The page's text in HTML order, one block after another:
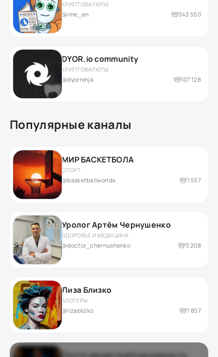
КРИПТОВАЛЮТЫ
@ime_en 343 550
DYOR.io community
КРИПТОВАЛЮТЫ
@dyorninja 107 128
Популярные каналы
МИР БАСКЕТБОЛА
СПОРТ
@basketballworldx 1 557
Уролог Артём Чернушенко
ЗДОРОВЬЕ И МЕДИЦИНА
@doctor_chernushenko 5 208
Лиза Близко
БЛОГЕРЫ
@lizablizko 1 857